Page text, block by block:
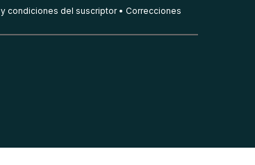
condiciones del suscriptor Correcciones